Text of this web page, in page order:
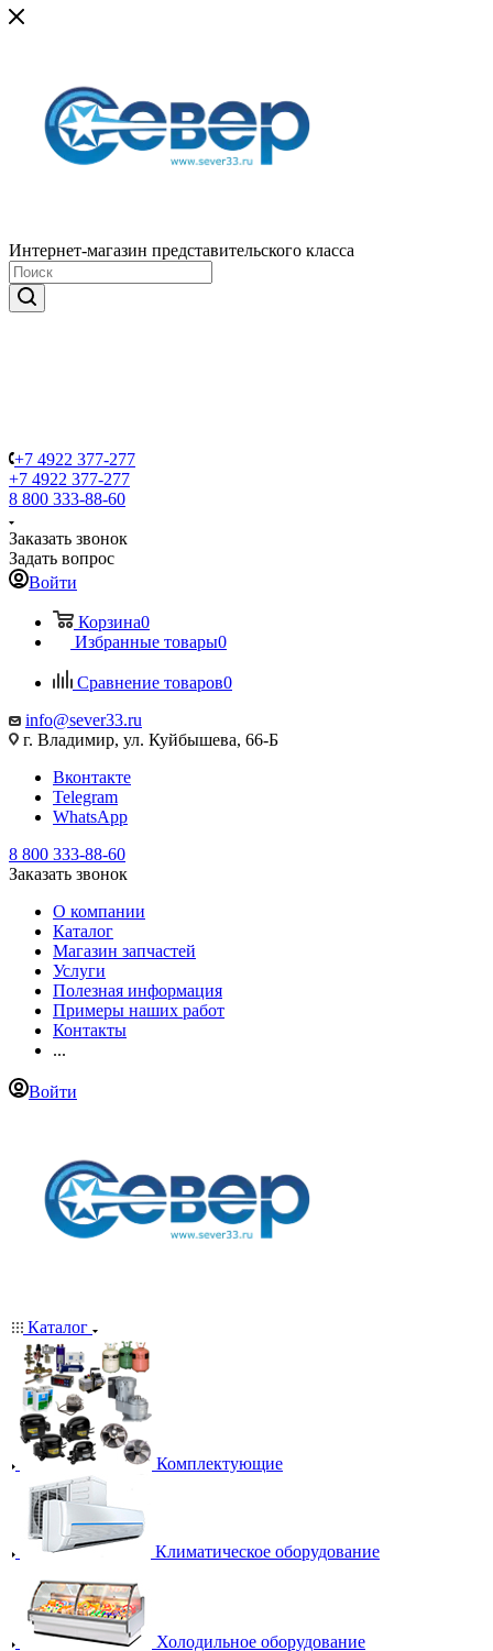
Интернет-магазин представительского класса
+7 4922 377-277
+7 4922 377-277
8 800 333-88-60
Заказать звонок
Задать вопрос
Войти
Корзина0
Избранные товары0
Сравнение товаров0
info@sever33.ru
г. Владимир, ул. Куйбышева, 66-Б
Вконтакте
Telegram
WhatsApp
8 800 333-88-60
Заказать звонок
О компании
Каталог
Магазин запчастей
Услуги
Полезная информация
Примеры наших работ
Контакты
...
Войти
Каталог
Комплектующие
Климатическое оборудование
Холодильное оборудование